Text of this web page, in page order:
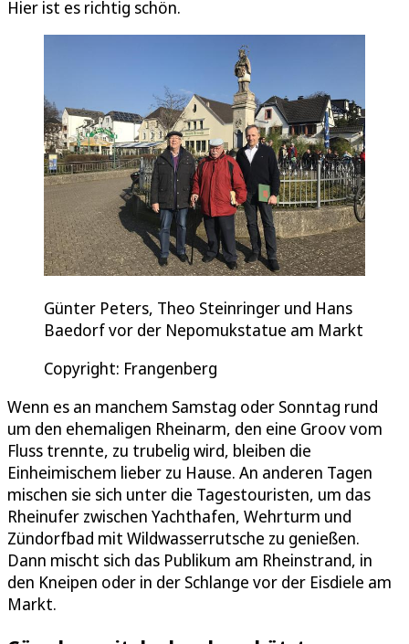
Hier ist es richtig schön.
Günter Peters, Theo Steinringer und Hans
Baedorf vor der Nepomukstatue am Markt
Copyright: Frangenberg
Wenn es an manchem Samstag oder Sonntag rund
um den ehemaligen Rheinarm, den eine Groov vom
Fluss trennte, zu trubelig wird, bleiben die
Einheimischem lieber zu Hause. An anderen Tagen
mischen sie sich unter die Tagestouristen, um das
Rheinufer zwischen Yachthafen, Wehrturm und
Zündorfbad mit Wildwasserrutsche zu genießen.
Dann mischt sich das Publikum am Rheinstrand, in
den Kneipen oder in der Schlange vor der Eisdiele am
Markt.